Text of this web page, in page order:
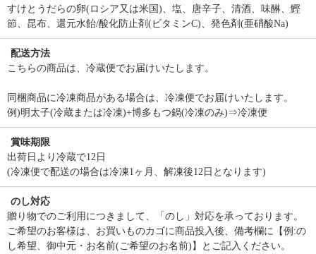
すけとうだらの卵(ロシア又は米国)、塩、唐辛子、清酒、味醂、鰹
節、昆布、還元水飴/酸化防止剤(ビタミンC)、発色剤(亜硝酸Na)
配送方法
こちらの商品は、冷蔵便でお届けいたします。
同梱商品に冷凍商品がある場合は、冷凍便でお届けいたします。
例)明太子(冷蔵または冷凍)+博多もつ鍋(冷凍のみ)⇒冷凍便
賞味期限
出荷日より冷蔵で12日
(冷凍便で配送の場合は冷凍1ヶ月、解凍後12日となります)
のし対応
贈り物でのご利用につきまして、「のし」対応を承っております。
ご希望のお客様は、お買いものカゴに商品投入後、備考欄に【例:の
し希望、御中元・お名前(ご希望のお名前)】とご記入ください。